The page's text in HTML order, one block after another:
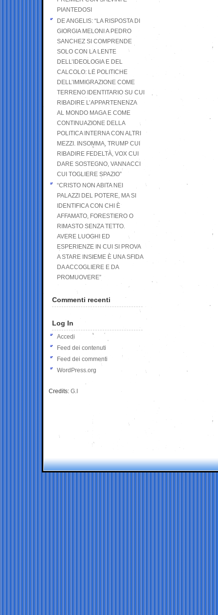
PIANTEDOSI
DE ANGELIS: “LA RISPOSTA DI
GIORGIA MELONI A PEDRO
SANCHEZ SI COMPRENDE
SOLO CON LA LENTE
DELL’IDEOLOGIA E DEL
CALCOLO: LE POLITICHE
DELL’IMMIGRAZIONE COME
TERRENO IDENTITARIO SU CUI
RIBADIRE L’APPARTENENZA
AL MONDO MAGA E COME
CONTINUAZIONE DELLA
POLITICA INTERNA CON ALTRI
MEZZI. INSOMMA, TRUMP CUI
RIBADIRE FEDELTÀ, VOX CUI
DARE SOSTEGNO, VANNACCI
CUI TOGLIERE SPAZIO”
“CRISTO NON ABITA NEI
PALAZZI DEL POTERE, MA SI
IDENTIFICA CON CHI È
AFFAMATO, FORESTIERO O
RIMASTO SENZA TETTO.
AVERE LUOGHI ED
ESPERIENZE IN CUI SI PROVA
A STARE INSIEME È UNA SFIDA
DA ACCOGLIERE E DA
PROMUOVERE”
Commenti recenti
Log In
Accedi
Feed dei contenuti
Feed dei commenti
WordPress.org
Credits: G.I